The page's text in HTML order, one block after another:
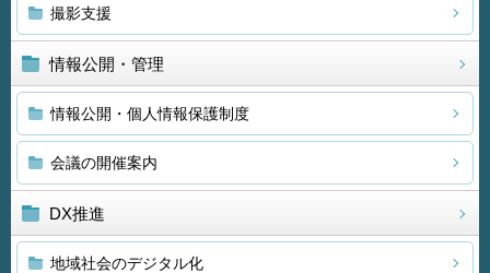
撮影支援
情報公開・管理
情報公開・個人情報保護制度
会議の開催案内
DX推進
地域社会のデジタル化